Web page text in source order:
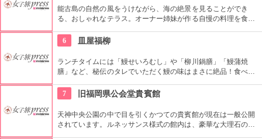
館。 カメラ、ビデオ、カメラ付き携帯などでの撮影はオール
OK。作品の前での記念撮影はお忘れなく。
能古島の自然の風をうけながら、海の絶景を見ることができ
る、おしゃれなテラス。オーナー姉妹が作る自慢の料理を食べ
ょうか。漁師が捕ってくる、新鮮な魚を使った料理も絶品で
す。
6 皿屋福柳
ランチタイムには「鰻せいろむし」や「柳川鍋膳」「鰻蒲焼
膳」など、秘伝のタレでいただく鰻の味はまさに絶品！食べた
す」（2個500円）がお勧め。テイクアウトして食べながら街を
散策観光客も多いようです。
7 旧福岡県公会堂貴賓館
天神中央公園の中で目を引くかつての貴賓館が現在は一般公開
されています。ルネッサンス様式の館内は、豪華な大理石の暖